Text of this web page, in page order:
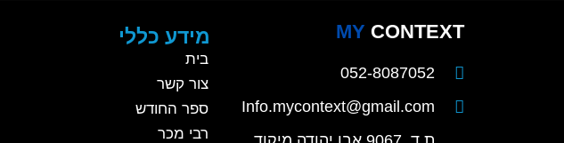
CONTEXT
MY
052-8087052
Info.mycontext@gmail.com
מידע כללי
בית
צור קשר
ספר החודש
רבי מכר